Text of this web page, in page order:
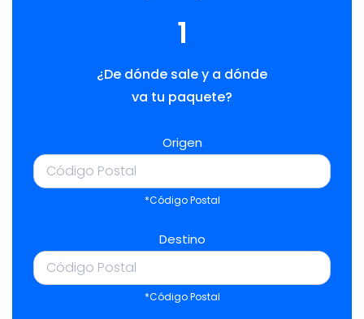
1
¿De dónde sale y a dónde
va tu paquete?
Origen
*Código Postal
Destino
*Código Postal